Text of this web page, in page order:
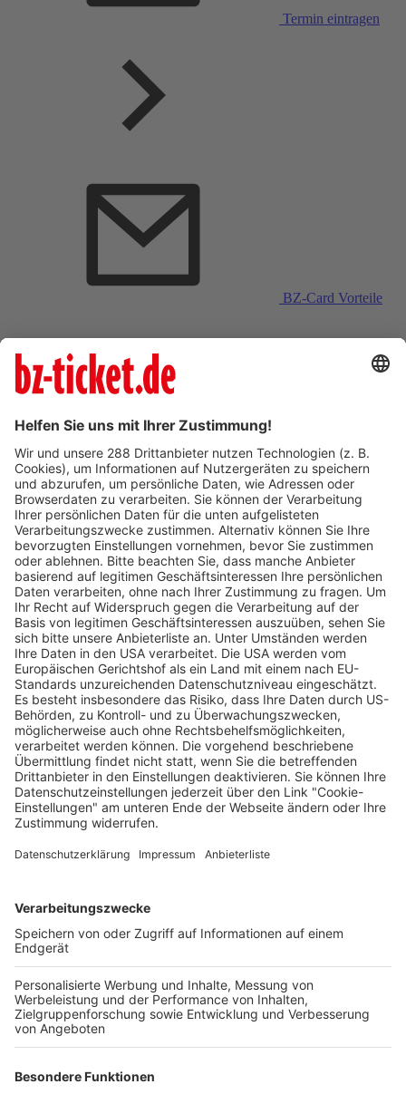
Termin eintragen
BZ-Card Vorteile
Verkaufsstellen vor
Ort
BZ-Card schnapp.de Kontakt
Mediadaten Datenschutz Cookie-Einstellungen Impressum
+49 761 496 8888
Tickethotline Mo–Fr: 9–12 Uhr